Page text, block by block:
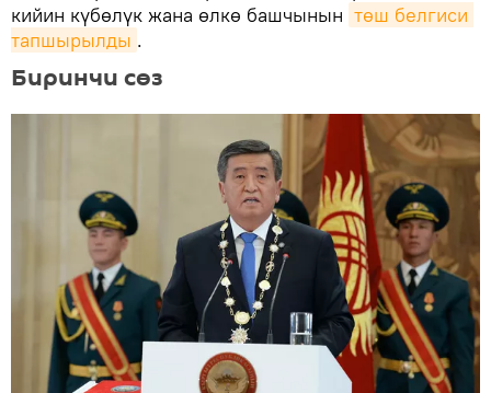
кийин күбөлүк жана өлкө башчынын төш белгиси
тапшырылды .
Биринчи сөз